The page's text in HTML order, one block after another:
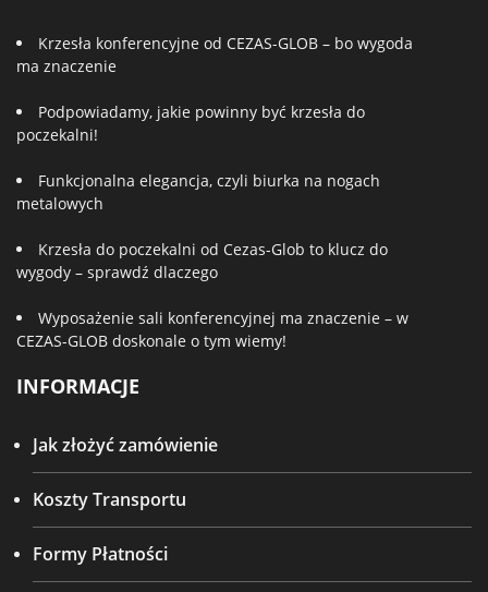
Krzesła konferencyjne od CEZAS-GLOB – bo wygoda
ma znaczenie
Podpowiadamy, jakie powinny być krzesła do
poczekalni!
Funkcjonalna elegancja, czyli biurka na nogach
metalowych
Krzesła do poczekalni od Cezas-Glob to klucz do
wygody – sprawdź dlaczego
Wyposażenie sali konferencyjnej ma znaczenie – w
CEZAS-GLOB doskonale o tym wiemy!
INFORMACJE
Jak złożyć zamówienie
Koszty Transportu
Formy Płatności